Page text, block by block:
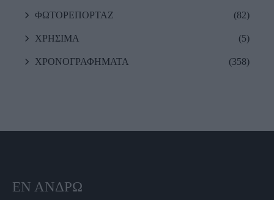
ΦΩΤΟΡΕΠΟΡΤΑΖ (82)
ΧΡΗΣΙΜΑ (5)
ΧΡΟΝΟΓΡΑΦΗΜΑΤΑ (358)
ΕΝ ΆΝΔΡΩ